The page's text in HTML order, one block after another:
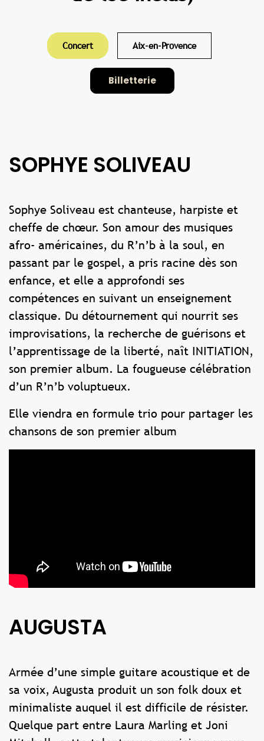
Concert Aix-en-Provence
Billetterie
SOPHYE SOLIVEAU
Sophye Soliveau est chanteuse, harpiste et
cheffe de chœur. Son amour des musiques
afro- américaines, du R’n’b à la soul, en
passant par le gospel, a pris racine dès son
enfance, et elle a approfondi ses
compétences en suivant un enseignement
classique. Du détournement qui nourrit ses
improvisations, la recherche de guérisons et
l’apprentissage de la liberté, naît INITIATION,
son premier album. La fougueuse célébration
d’un R’n’b voluptueux.
Elle viendra en formule trio pour partager les
chansons de son premier album
AUGUSTA
Armée d’une simple guitare acoustique et de
sa voix, Augusta produit un son folk doux et
minimaliste auquel il est difficile de résister.
Quelque part entre Laura Marling et Joni